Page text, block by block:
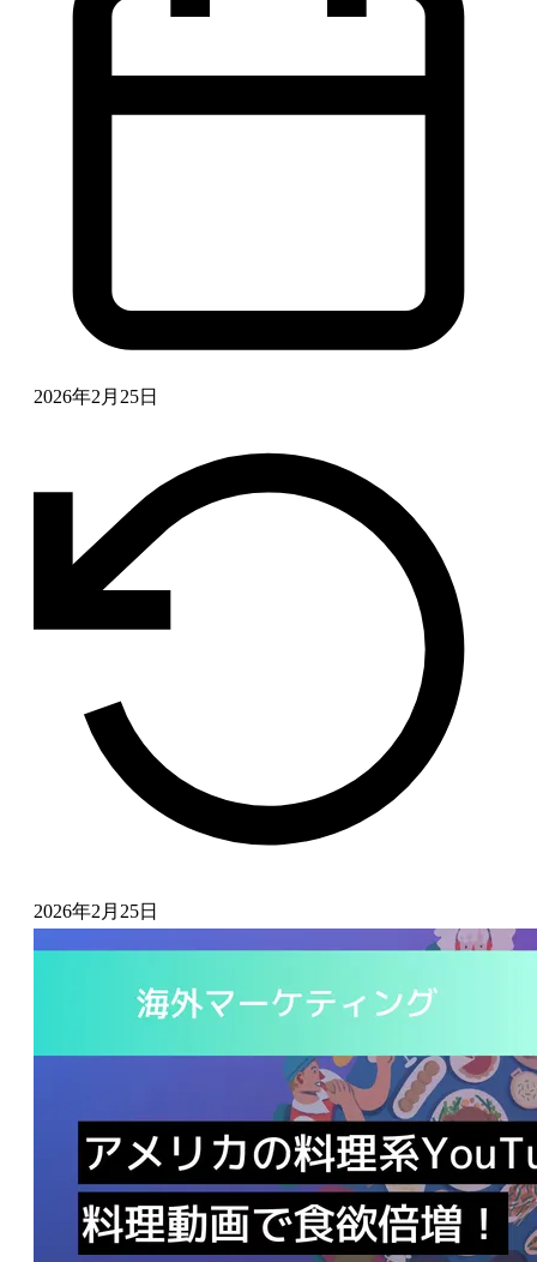
2026年2月25日
2026年2月25日